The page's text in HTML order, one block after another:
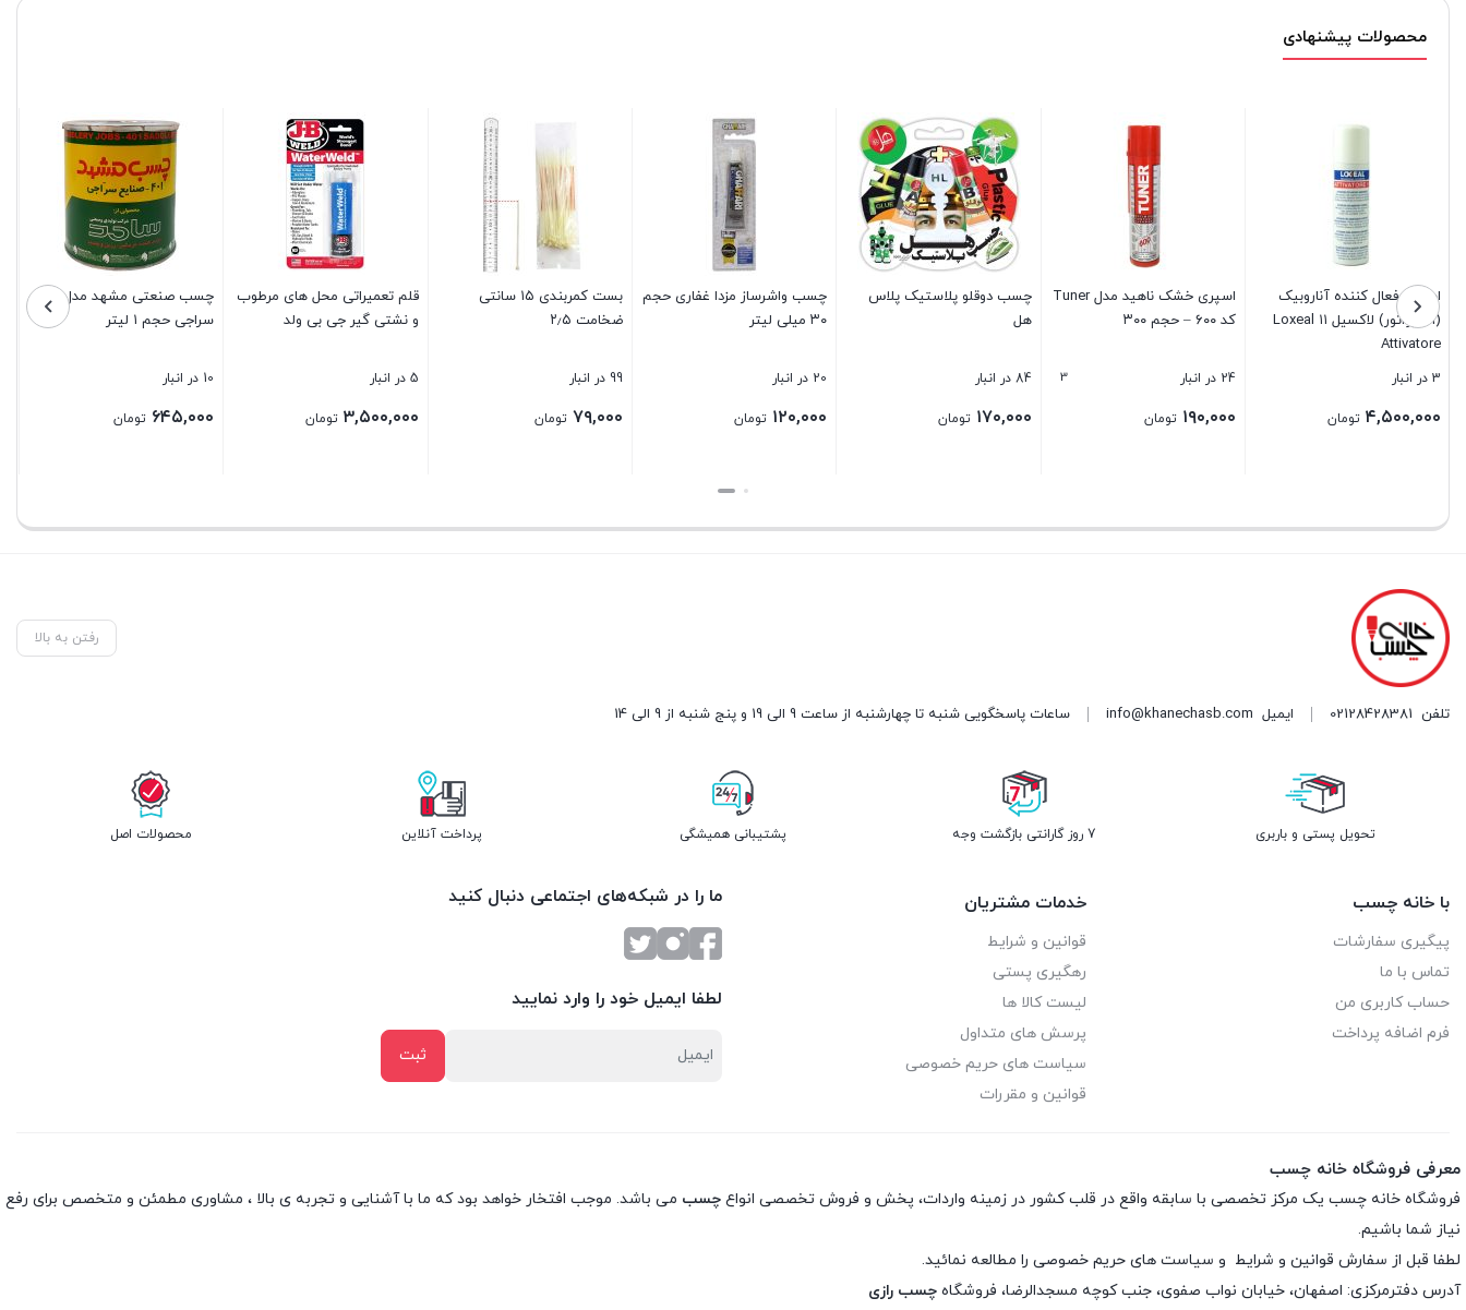
محصولات پیشنهادی
اسپری فعال کننده آناروبیک
(اکتیواتور) لاکسیل ۱۱ Loxeal
Attivatore
3 در انبار
۴,۵۰۰,۰۰۰ تومان
اسپری خشک ناهید مدل Tuner
کد ۶۰۰ – حجم ۳۰۰
24 در انبار 3
۱۹۰,۰۰۰ تومان
چسب دوقلو پلاستیک پلاس
هل
84 در انبار
۱۷۰,۰۰۰ تومان
چسب واشرساز مزدا غفاری حجم
۳۰ میلی لیتر
20 در انبار
۱۲۰,۰۰۰ تومان
بست کمربندی ۱۵ سانتی
ضخامت ۲٫۵
99 در انبار
۷۹,۰۰۰ تومان
قلم تعمیراتی محل های مرطوب
و نشتی گیر جی بی ولد
5 در انبار
۳,۵۰۰,۰۰۰ تومان
چسب صنعتی مشهد مدل ۴۰۱
سراجی حجم ۱ لیتر
10 در انبار
۶۴۵,۰۰۰ تومان
رفتن به بالا
تلفن 02128428381 ایمیل info@khanechasb.com ساعات پاسخگویی شنبه تا چهارشنبه از ساعت 9 الی 19 و پنج شنبه از 9 الی 14
تحویل پستی و باربری 7 روز گارانتی بازگشت وجه پشتیبانی همیشگی پرداخت آنلاین محصولات اصل
با خانه چسب
پیگیری سفارشات
تماس با ما
حساب کاربری من
فرم اضافه پرداخت
خدمات مشتریان
قوانین و شرایط
رهگیری پستی
لیست کالا ها
پرسش های متداول
سیاست های حریم خصوصی
قوانین و مقررات
ما را در شبکه‌های اجتماعی دنبال کنید
لطفا ایمیل خود را وارد نمایید
معرفی فروشگاه خانه چسب
فروشگاه خانه چسب یک مرکز تخصصی با سابقه واقع در قلب کشور در زمینه واردات، پخش و فروش تخصصی انواع چسب می باشد. موجب افتخار خواهد بود که ما با آشنایی و تجربه ی بالا ، مشاوری مطمئن و متخصص برای رفع
نیاز شما باشیم.
لطفا قبل از سفارش قوانین و شرایط و سیاست های حریم خصوصی را مطالعه نمائید.
آدرس دفترمرکزی: اصفهان، خیابان نواب صفوی، جنب کوچه مسجدالرضا، فروشگاه چسب رازی